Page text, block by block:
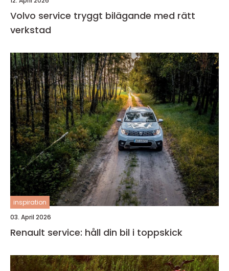
Volvo service tryggt bilägande med rätt
verkstad
inspiration
03. April 2026
Renault service: håll din bil i toppskick